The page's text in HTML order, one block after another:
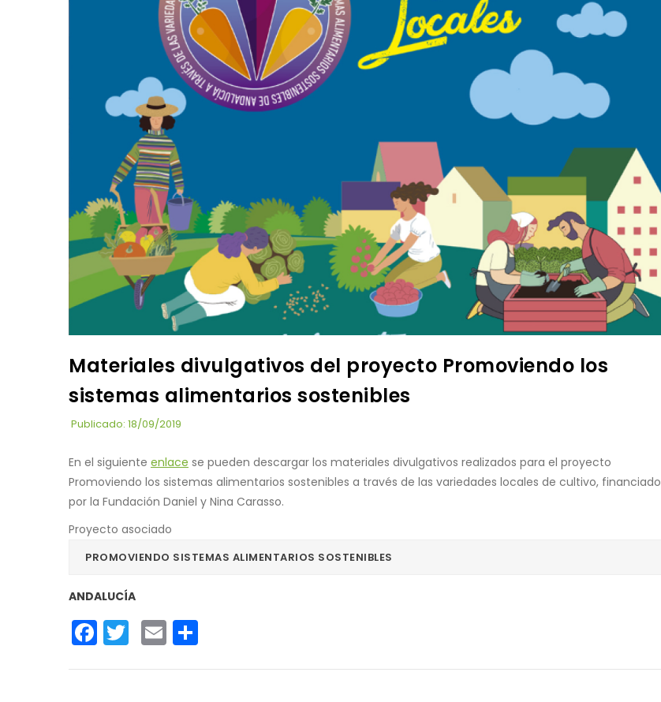
Materiales divulgativos del proyecto Promoviendo los
sistemas alimentarios sostenibles
Publicado: 18/09/2019
En el siguiente enlace se pueden descargar los materiales divulgativos realizados para el proyecto
Promoviendo los sistemas alimentarios sostenibles a través de las variedades locales de cultivo, financiado
por la Fundación Daniel y Nina Carasso.
Proyecto asociado
PROMOVIENDO SISTEMAS ALIMENTARIOS SOSTENIBLES
ANDALUCÍA
Facebook
Twitter
Email